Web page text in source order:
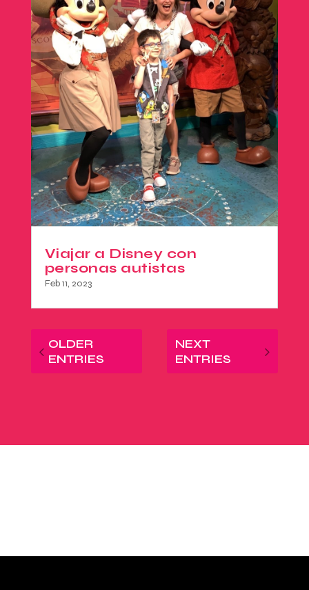
Viajar a Disney con
personas autistas
Feb 11, 2023
OLDER
ENTRIES
NEXT
ENTRIES